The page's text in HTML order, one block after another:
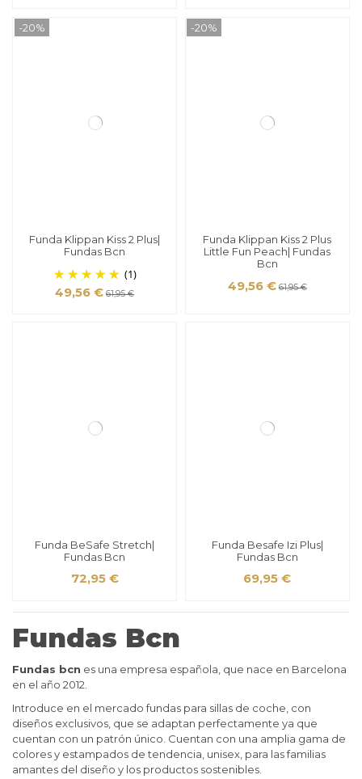
Fundas Bcn
Fundas bcn es una empresa española, que nace en Barcelona
en el año 2012.
Introduce en el mercado fundas para sillas de coche, con
diseños exclusivos, que se adaptan perfectamente ya que
cuentan con un patrón único. Cuentan con una amplia gama de
colores y estampados de tendencia, unisex, para las familias
amantes del diseño y los productos sostenibles.
-20%
Funda Klippan Kiss 2 Plus|
Fundas Bcn
(1)
49,56 € 61,95 €
-20%
Funda Klippan Kiss 2 Plus
Little Fun Peach| Fundas
Bcn
49,56 € 61,95 €
Funda BeSafe Stretch|
Fundas Bcn
72,95 €
Funda Besafe Izi Plus|
Fundas Bcn
69,95 €